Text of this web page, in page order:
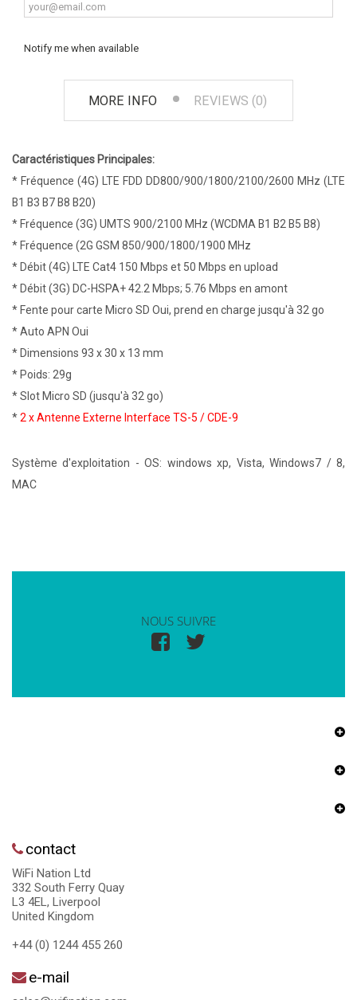
Notify me when available
MORE INFO REVIEWS (0)
Caractéristiques Principales:
* Fréquence (4G) LTE FDD DD800/900/1800/2100/2600 MHz (LTE
B1 B3 B7 B8 B20)
* Fréquence (3G) UMTS 900/2100 MHz (WCDMA B1 B2 B5 B8)
* Fréquence (2G GSM 850/900/1800/1900 MHz
* Débit (4G) LTE Cat4 150 Mbps et 50 Mbps en upload
* Débit (3G) DC-HSPA+ 42.2 Mbps; 5.76 Mbps en amont
* Fente pour carte Micro SD Oui, prend en charge jusqu'à 32 go
* Auto APN Oui
* Dimensions 93 x 30 x 13 mm
* Poids: 29g
* Slot Micro SD (jusqu'à 32 go)
*2 x Antenne Externe Interface TS-5 /CDE-9
Système d'exploitation - OS: windows xp, Vista, Windows7 / 8,
MAC
NOUS SUIVRE
contact
WiFi Nation Ltd
332 South Ferry Quay
L3 4EL, Liverpool
United Kingdom
+44 (0) 1244 455 260
e-mail